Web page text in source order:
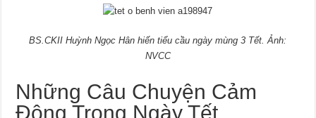
BS.CKII Huỳnh Ngọc Hân hiến tiểu cầu ngày mùng 3 Tết. Ảnh:
NVCC
Những Câu Chuyện Cảm
Động Trong Ngày Tết